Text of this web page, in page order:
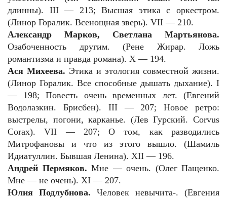
длинны). III — 213; Высшая этика с оркестром.
(Линор Горалик. Всенощная зверь). VII — 210.
Александр Марков, Светлана Мартьянова.
Озабоченность другим. (Рене Жирар. Ложь
романтизма и правда романа). X — 194.
Ася Михеева. Этика и этология совместной жизни.
(Линор Горалик. Все способные дышать дыхание). I
— 198; Повесть очень временных лет. (Евгений
Водолазкин. Брисбен). III — 207; Новое ретро:
выстрелы, погони, карканье. (Лев Гурский. Corvus
Corax).VII — 207; О том, как разводились
Митрофановы и что из этого вышло. (Шамиль
Идиатуллин. Бывшая Ленина). XII — 196.
Андрей Пермяков. Мне — очень. (Олег Пащенко.
Мне — не очень). XI — 207.
Юлия Подлубнова. Человек невычита-. (Евгения